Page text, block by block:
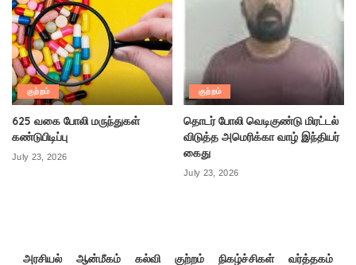
குற்றம்
625 வகை போலி மருந்துகள்
கண்டுபிடிப்பு
July 23, 2026
குற்றம்
தொடர் போலி வெடிகுண்டு மிரட்டல்
விடுத்த அமெரிக்கா வாழ் இந்தியர்
கைது
July 23, 2026
அரசியல் ஆன்மீகம் கல்வி குற்றம் நிகழ்ச்சிகள் வர்த்தகம்